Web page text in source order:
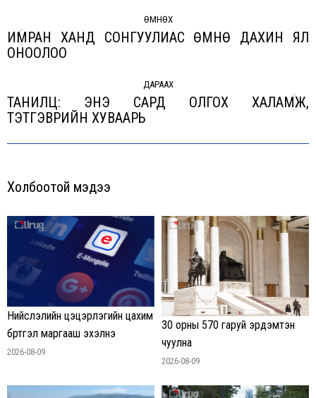
ӨМНӨХ
Previous
ИМРАН ХАНД СОНГУУЛИАС ӨМНӨ ДАХИН ЯЛ
ОНООЛОО
ДАРААХ
Next
ТАНИЛЦ: ЭНЭ САРД ОЛГОХ ХАЛАМЖ,
ТЭТГЭВРИЙН ХУВААРЬ
Холбоотой мэдээ
Нийслэлийн цэцэрлэгийн цахим
бүртгэл маргааш эхэлнэ
2026-08-09
30 орны 570 гаруй эрдэмтэн
чуулна
2026-08-09